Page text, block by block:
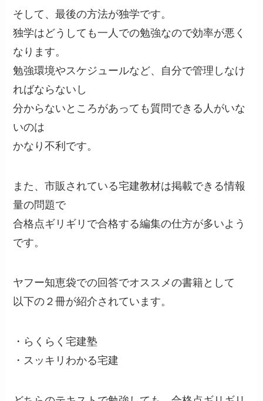
そして、最後の方法が独学です。
独学はどうしても一人での勉強なので効率が悪く
なります。
勉強環境やスケジュールなど、自分で管理しなけ
ればならないし
分からないところがあっても質問できる人がいな
いのは
かなり不利です。
また、市販されている宅建教材は掲載できる情報
量の問題で
合格点ギリギリで合格する編集の仕方が多いよう
です。
ヤフー知恵袋での回答でオススメの書籍として
以下の２冊が紹介されています。
・らくらく宅建塾
・スッキリわかる宅建